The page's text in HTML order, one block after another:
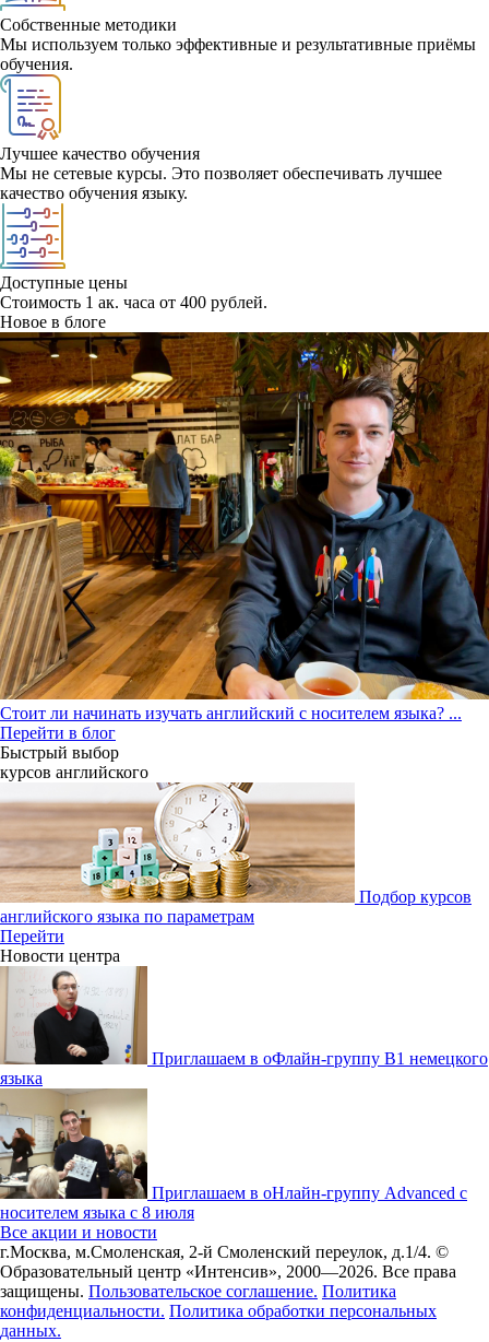
Собственные методики
Мы используем только эффективные и результативные приёмы
обучения.
Лучшее качество обучения
Мы не сетевые курсы. Это позволяет обеспечивать лучшее
качество обучения языку.
Доступные цены
Стоимость 1 ак. часа от 400 рублей.
Новое в блоге
Стоит ли начинать изучать английский с носителем языка? ...
Перейти в блог
Быстрый выбор
курсов английcкого
Подбор курсов
английского языка по параметрам
Перейти
Новости центра
Приглашаем в оФлайн-группу В1 немецкого
языка
Приглашаем в оНлайн-группу Advanced с
носителем языка с 8 июля
Все акции и новости
г.Москва, м.Смоленская, 2-й Смоленский переулок, д.1/4. ©
Образовательный центр «Интенсив», 2000—2026. Все права
защищены. Пользовательское соглашение. Политика
конфиденциальности. Политика обработки персональных
данных.